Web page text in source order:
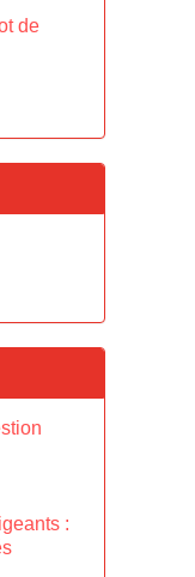
de
: